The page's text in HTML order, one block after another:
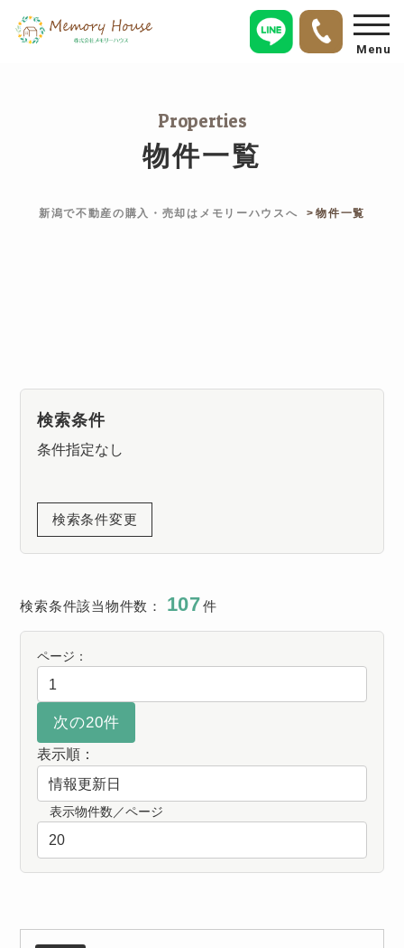
Menu
Properties
物件一覧
新潟で不動産の購入・売却はメモリーハウスへ 物件一覧
検索条件
条件指定なし
検索条件変更
検索条件該当物件数： 107件
ページ：
表示順：
表示物件数／ページ